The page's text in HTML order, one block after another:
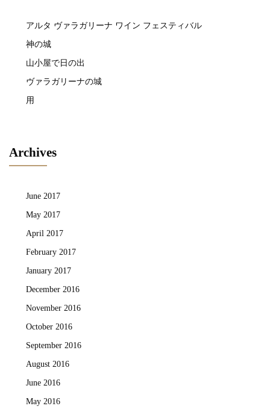
アルタ ヴァラガリーナ ワイン フェスティバル
神の城
山小屋で日の出
ヴァラガリーナの城
用
Archives
June 2017
May 2017
April 2017
February 2017
January 2017
December 2016
November 2016
October 2016
September 2016
August 2016
June 2016
May 2016